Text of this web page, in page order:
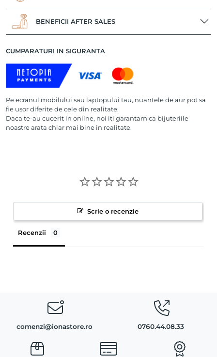
BENEFICII AFTER SALES
CUMPARATURI IN SIGURANTA
Pe ecranul mobilului sau laptopului tau, nuantele de aur pot sa
fie usor diferite de cele din realitate.
Daca te-au cucerit in online, noi iti garantam ca bijuteriile
noastre arata chiar mai bine in realitate.
Scrie o recenzie
Recenzii
comenzi@ionastore.ro 0760.44.08.33